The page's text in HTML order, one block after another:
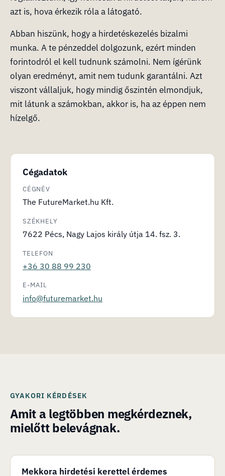
azt is, hova érkezik róla a látogató.
Abban hiszünk, hogy a hirdetéskezelés bizalmi
munka. A te pénzeddel dolgozunk, ezért minden
forintodról el kell tudnunk számolni. Nem ígérünk
olyan eredményt, amit nem tudunk garantálni. Azt
viszont vállaljuk, hogy mindig őszintén elmondjuk,
mit látunk a számokban, akkor is, ha az éppen nem
hízelgő.
Cégadatok
CÉGNÉV
The FutureMarket.hu Kft.
SZÉKHELY
7622 Pécs, Nagy Lajos király útja 14. fsz. 3.
TELEFON
+36 30 88 99 230
E-MAIL
info@futuremarket.hu
GYAKORI KÉRDÉSEK
Amit a legtöbben megkérdeznek,
mielőtt belevágnak.
Mekkora hirdetési kerettel érdemes